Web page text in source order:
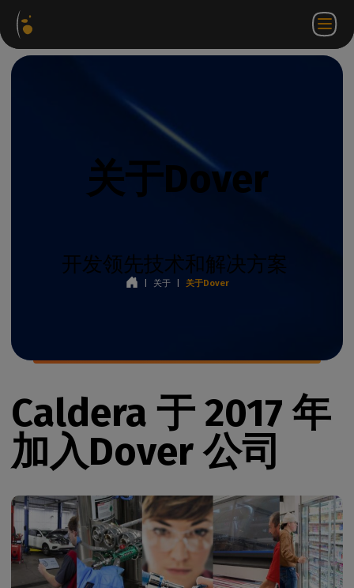
ZH
关于Dover
开发领先技术和解决方案
关于 关于Dover
Caldera 于 2017 年
加入Dover 公司